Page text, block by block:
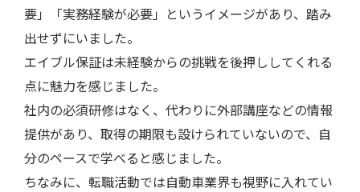
要」「実務経験が必要」 というイメージがあり、踏み
出せずにいました。
エイブル保証は未経験からの挑戦を後押ししてくれる
点に魅力を感じました。
社内の必須研修はなく、代わりに外部講座などの情報
提供があり、取得の期限も設けられていないので、自
分のペースで学べると感じました。
ちなみに、転職活動では自動車業界も視野に入れてい